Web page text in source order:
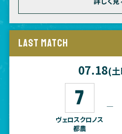
LAST MATCH
07.18(
7
ヴェロスクロノス
都農
―